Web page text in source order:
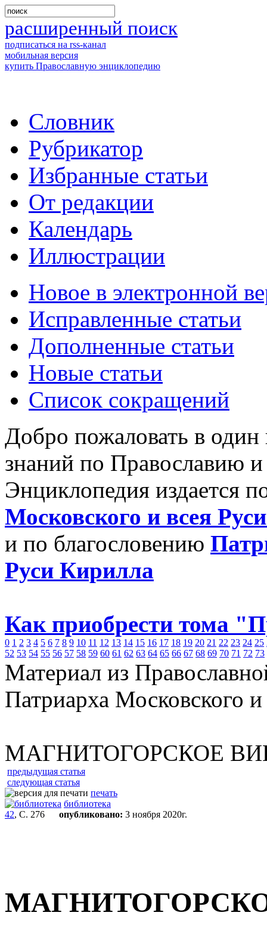
расширенный поиск
подписаться на rss-канал
мобильная версия
купить Православную энциклопедию
Словник
Рубрикатор
Избранные статьи
От редакции
Календарь
Иллюстрации
Новое в электронной
Исправленные статьи
Дополненные статьи
Новые статьи
Список сокращений
Добро пожаловать в
знаний по Православию
Энциклопедия издается
Московского и всея
и по благословению
Руси Кирилла
Как приобрести тома
0 1 2 3 4 5 6 7 8 9 10 11 12 13 14 15 16 17 18 19 20 21 22 23 24 25
52 53 54 55 56 57 58 59 60 61 62 63 64 65 66 67 68 69 70 71 72 73
Материал из
Патриарха Московского
МАГНИТОГОРСКОЕ
предыдущая статья
следующая статья
печать
библиотека
42, С. 276 опубликовано: 3 ноября 2020г.